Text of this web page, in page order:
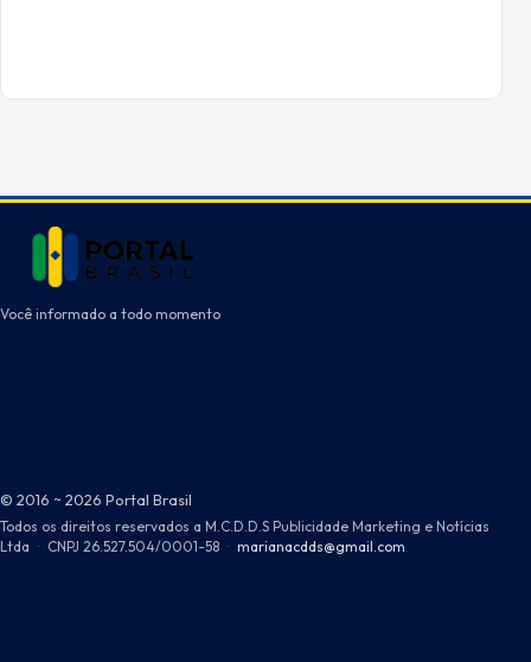
Você informado a todo momento
© 2016 ~ 2026 Portal Brasil
Todos os direitos reservados a M.C.D.D.S Publicidade Marketing e Notícias
Ltda · CNPJ 26.527.504/0001-58 · marianacdds@gmail.com